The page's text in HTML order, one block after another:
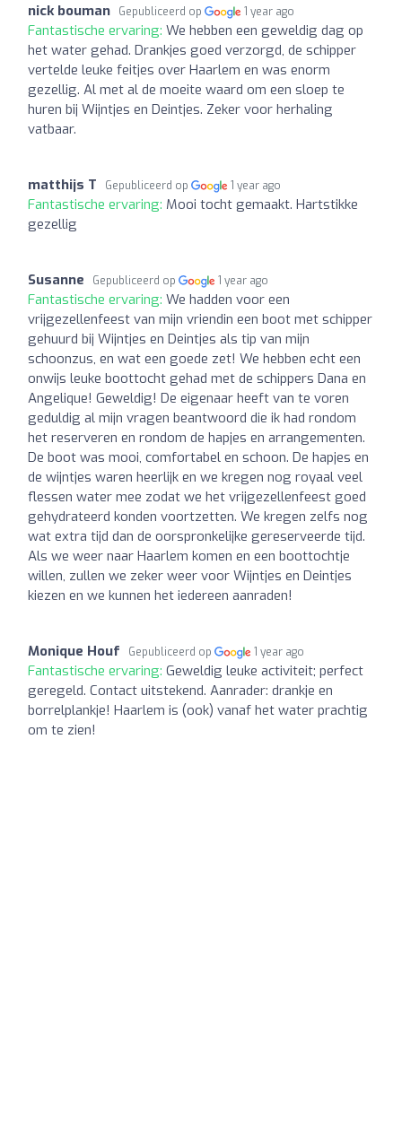
nick bouman Gepubliceerd op 1 year ago
Fantastische ervaring: We hebben een geweldig dag op
het water gehad. Drankjes goed verzorgd, de schipper
vertelde leuke feitjes over Haarlem en was enorm
gezellig. Al met al de moeite waard om een sloep te
huren bij Wijntjes en Deintjes. Zeker voor herhaling
vatbaar.
matthijs T Gepubliceerd op 1 year ago
Fantastische ervaring: Mooi tocht gemaakt. Hartstikke
gezellig
Susanne Gepubliceerd op 1 year ago
Fantastische ervaring: We hadden voor een
vrijgezellenfeest van mijn vriendin een boot met schipper
gehuurd bij Wijntjes en Deintjes als tip van mijn
schoonzus, en wat een goede zet! We hebben echt een
onwijs leuke boottocht gehad met de schippers Dana en
Angelique! Geweldig! De eigenaar heeft van te voren
geduldig al mijn vragen beantwoord die ik had rondom
het reserveren en rondom de hapjes en arrangementen.
De boot was mooi, comfortabel en schoon. De hapjes en
de wijntjes waren heerlijk en we kregen nog royaal veel
flessen water mee zodat we het vrijgezellenfeest goed
gehydrateerd konden voortzetten. We kregen zelfs nog
wat extra tijd dan de oorspronkelijke gereserveerde tijd.
Als we weer naar Haarlem komen en een boottochtje
willen, zullen we zeker weer voor Wijntjes en Deintjes
kiezen en we kunnen het iedereen aanraden!
Monique Houf Gepubliceerd op 1 year ago
Fantastische ervaring: Geweldig leuke activiteit; perfect
geregeld. Contact uitstekend. Aanrader: drankje en
borrelplankje! Haarlem is (ook) vanaf het water prachtig
om te zien!